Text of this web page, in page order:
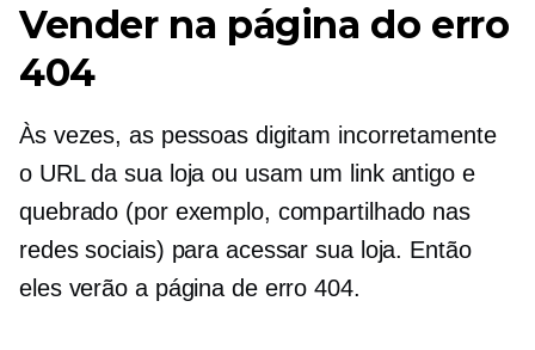
Vender na página do erro
404
Às vezes, as pessoas digitam incorretamente
o URL da sua loja ou usam um link antigo e
quebrado (por exemplo, compartilhado nas
redes sociais) para acessar sua loja. Então
eles verão a página de erro 404.